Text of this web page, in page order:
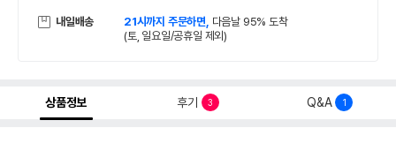
내일배송 21시까지 주문하면, 다음날 95% 도착
(토, 일요일/공휴일 제외)
상품정보 후기 3 Q&A 1